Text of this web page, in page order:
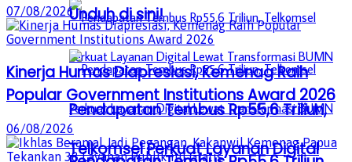
Pendapatan Tembus Rp55,6 Triliun,
Telkomsel Perkuat Layanan Digital
Unduh di sini!
07/08/2026
Kinerja Humas Diapresiasi, Kemenag Raih
Popular Government Institutions Award 2026
06/08/2026